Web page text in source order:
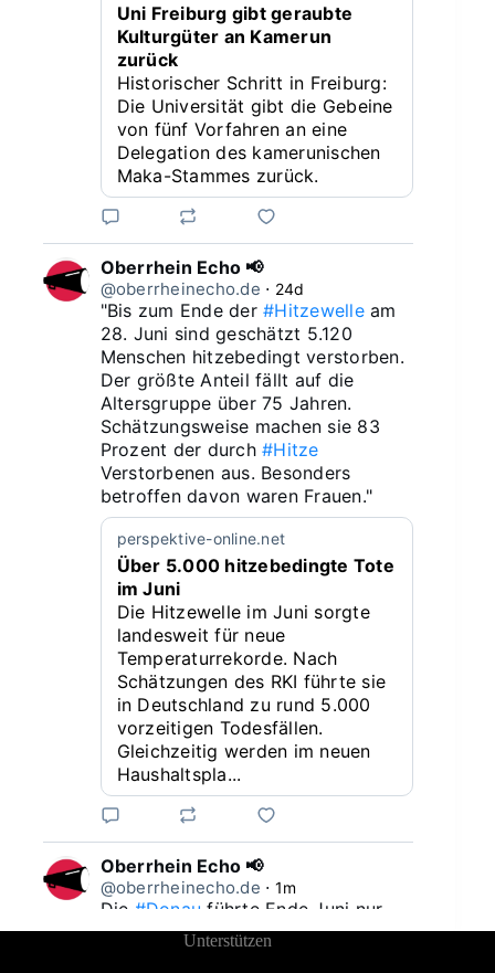
Uni Freiburg gibt geraubte
Kulturgüter an Kamerun
zurück
Historischer Schritt in Freiburg:
Die Universität gibt die Gebeine
von fünf Vorfahren an eine
Delegation des kamerunischen
Maka-Stammes zurück.
Oberrhein Echo 📢
@oberrheinecho.de ⋅ 24d
"Bis zum Ende der #Hitzewelle am
28. Juni sind geschätzt 5.120
Menschen hitzebedingt verstorben.
Der größte Anteil fällt auf die
Altersgruppe über 75 Jahren.
Schätzungsweise machen sie 83
Prozent der durch #Hitze
Verstorbenen aus. Besonders
betroffen davon waren Frauen."
perspektive-online.net
Über 5.000 hitzebedingte Tote
im Juni
Die Hitzewelle im Juni sorgte
landesweit für neue
Temperaturrekorde. Nach
Schätzungen des RKI führte sie
in Deutschland zu rund 5.000
vorzeitigen Todesfällen.
Gleichzeitig werden im neuen
Haushaltspla...
Oberrhein Echo 📢
@oberrheinecho.de ⋅ 1m
Die #Donau führte Ende Juni nur
ein Sechstel der sonst üblichen
Unterstützen